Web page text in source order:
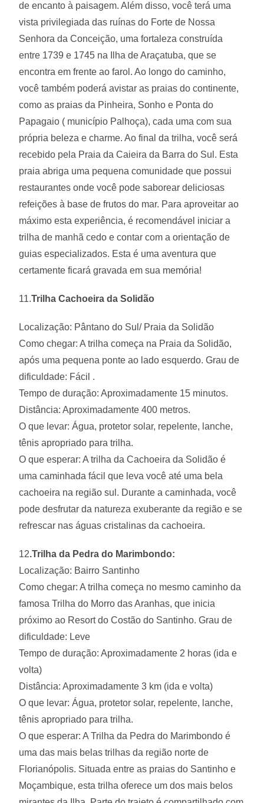
de encanto à paisagem. Além disso, você terá uma
vista privilegiada das ruínas do Forte de Nossa
Senhora da Conceição, uma fortaleza construída
entre 1739 e 1745 na Ilha de Araçatuba, que se
encontra em frente ao farol. Ao longo do caminho,
você também poderá avistar as praias do continente,
como as praias da Pinheira, Sonho e Ponta do
Papagaio ( município Palhoça), cada uma com sua
própria beleza e charme. Ao final da trilha, você será
recebido pela Praia da Caieira da Barra do Sul. Esta
praia abriga uma pequena comunidade que possui
restaurantes onde você pode saborear deliciosas
refeições à base de frutos do mar. Para aproveitar ao
máximo esta experiência, é recomendável iniciar a
trilha de manhã cedo e contar com a orientação de
guias especializados. Esta é uma aventura que
certamente ficará gravada em sua memória!
11.Trilha Cachoeira da Solidão
Localização: Pântano do Sul/ Praia da Solidão
Como chegar: A trilha começa na Praia da Solidão,
após uma pequena ponte ao lado esquerdo. Grau de
dificuldade: Fácil .
Tempo de duração: Aproximadamente 15 minutos.
Distância: Aproximadamente 400 metros.
O que levar: Água, protetor solar, repelente, lanche,
tênis apropriado para trilha.
O que esperar: A trilha da Cachoeira da Solidão é
uma caminhada fácil que leva você até uma bela
cachoeira na região sul. Durante a caminhada, você
pode desfrutar da natureza exuberante da região e se
refrescar nas águas cristalinas da cachoeira.
12.Trilha da Pedra do Marimbondo:
Localização: Bairro Santinho
Como chegar: A trilha começa no mesmo caminho da
famosa Trilha do Morro das Aranhas, que inicia
próximo ao Resort do Costão do Santinho. Grau de
dificuldade: Leve
Tempo de duração: Aproximadamente 2 horas (ida e
volta)
Distância: Aproximadamente 3 km (ida e volta)
O que levar: Água, protetor solar, repelente, lanche,
tênis apropriado para trilha.
O que esperar: A Trilha da Pedra do Marimbondo é
uma das mais belas trilhas da região norte de
Florianópolis. Situada entre as praias do Santinho e
Moçambique, esta trilha oferece um dos mais belos